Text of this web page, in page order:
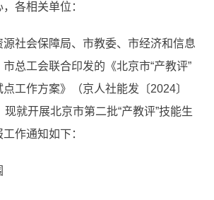
各相关单位：
源社会保障局、市教委、市经济和信息
总工会联合印发的《北京市“产教评”
工作方案》（京人社能发〔2024〕
就开展北京市第二批“产教评”技能生
作通知如下：